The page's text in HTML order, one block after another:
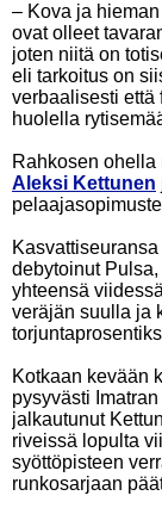
– Kova ja
ovat olleet
joten niitä on
eli tarkoitus on
verbaalisesti että
huolella
Rahkosen ohella
Aleksi Kettunen
debytoinut
yhteensä
veräjän suulla ja
Kotkaan kevään
pysyvästi
jalkautunut
riveissä lopulta
syöttöpisteen
runkosarjaan